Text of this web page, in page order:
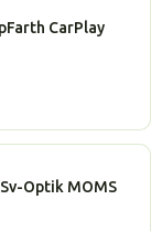
CarPlay
Optik MOMS